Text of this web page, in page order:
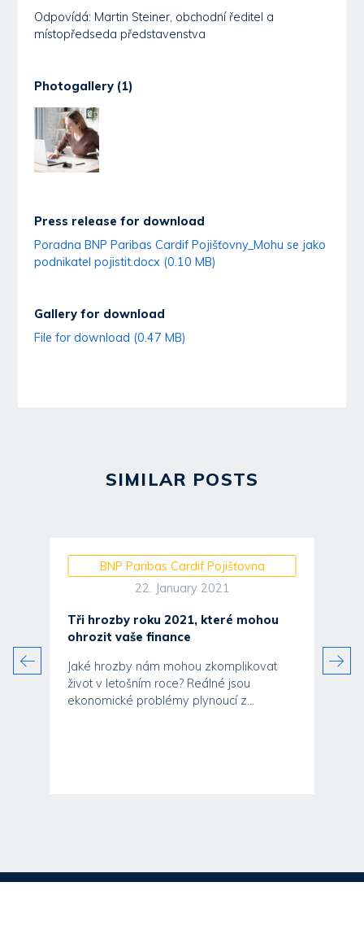
Odpovídá: Martin Steiner, obchodní ředitel a
místopředseda představenstva
Photogallery (1)
Press release for download
Poradna BNP Paribas Cardif Pojišťovny_Mohu se jako
podnikatel pojistit.docx (0.10 MB)
Gallery for download
File for download (0.47 MB)
SIMILAR POSTS
BNP Paribas Cardif Pojišťovna
22. January 2021
Tři hrozby roku 2021, které mohou
ohrozit vaše finance
Jaké hrozby nám mohou zkomplikovat
život v letošním roce? Reálné jsou
ekonomické problémy plynoucí z...